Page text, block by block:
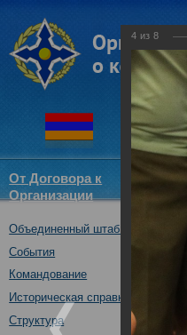
От Договора к
Организации
Объединенный штаб ОДКБ
События
Командование
Историческая справка
Структура
4 из 8